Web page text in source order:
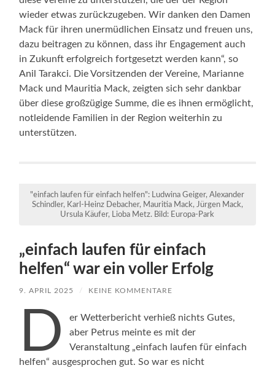
wieder etwas zurückzugeben. Wir danken den Damen
Mack für ihren unermüdlichen Einsatz und freuen uns,
dazu beitragen zu können, dass ihr Engagement auch
in Zukunft erfolgreich fortgesetzt werden kann“, so
Anil Tarakci. Die Vorsitzenden der Vereine, Marianne
Mack und Mauritia Mack, zeigten sich sehr dankbar
über diese großzügige Summe, die es ihnen ermöglicht,
notleidende Familien in der Region weiterhin zu
unterstützen.
"einfach laufen für einfach helfen": Ludwina Geiger, Alexander
Schindler, Karl-Heinz Debacher, Mauritia Mack, Jürgen Mack,
Ursula Käufer, Lioba Metz. Bild: Europa-Park
„einfach laufen für einfach
helfen“ war ein voller Erfolg
9. APRIL 2025 / KEINE KOMMENTARE
D
er Wetterbericht verhieß nichts Gutes,
aber Petrus meinte es mit der
Veranstaltung „einfach laufen für einfach
helfen“ ausgesprochen gut. So war es nicht